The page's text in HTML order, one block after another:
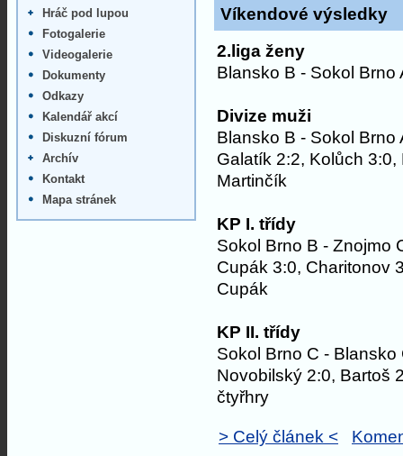
Víkendové výsledky
2.liga ženy
Blansko B - Sokol Brno
Divize muži
Blansko B - Sokol Brno
Galatík 2:2, Kolůch
Martinčík
KP I. třídy
Sokol Brno B - Znojmo
Cupák 3:0, Charitonov
Cupák
KP II. třídy
Sokol Brno C - Blansko
Novobilský 2:0, Bartoš
čtyřhry
> Celý článek <
Hráč pod lupou
Fotogalerie
Videogalerie
Dokumenty
Odkazy
Kalendář akcí
Diskuzní fórum
Archív
Kontakt
Mapa stránek